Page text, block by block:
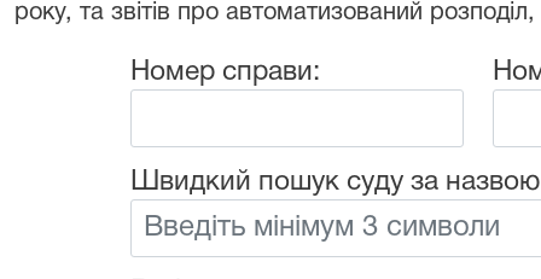
року, та звітів про автоматизований
Номер справи:
Швидкий пошук суду за